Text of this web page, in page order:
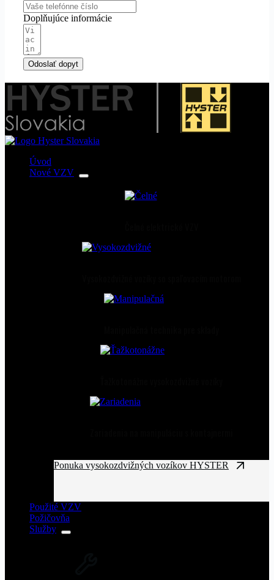
Doplňujúce informácie
Odoslať dopyt
Úvod
Nové VZV
Ponuka vysokozdvižných vozíkov HYSTER
Použité VZV
Požičovňa
Služby